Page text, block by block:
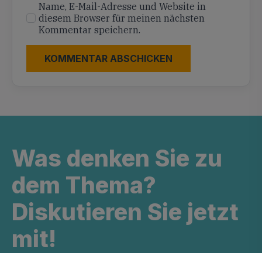
Name, E-Mail-Adresse und Website in
diesem Browser für meinen nächsten
Kommentar speichern.
Was denken Sie zu
dem Thema?
Diskutieren Sie jetzt
mit!